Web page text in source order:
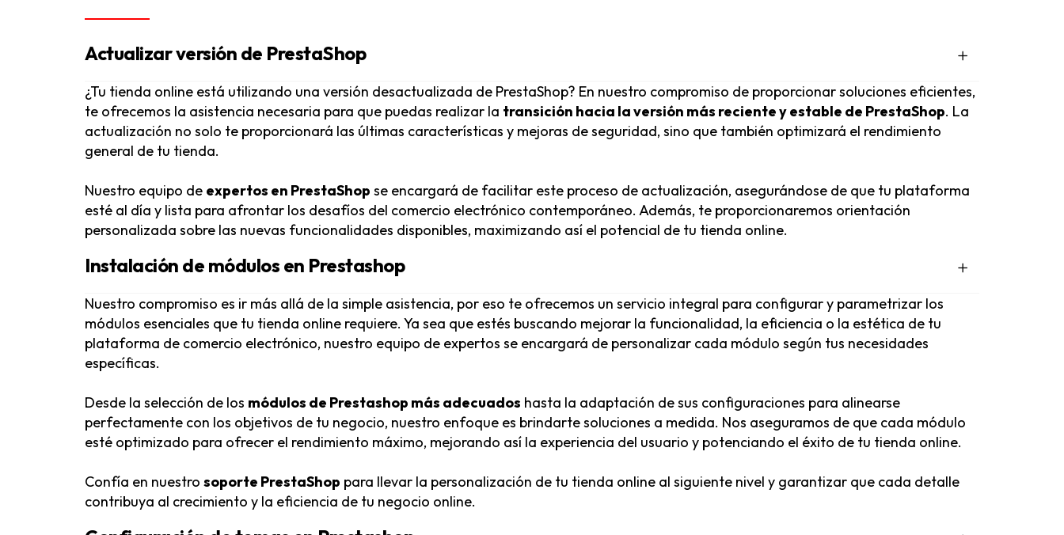
Actualizar versión de PrestaShop
¿Tu tienda online está utilizando una versión desactualizada de PrestaShop? En nuestro compromiso de proporcionar soluciones eficientes,
te ofrecemos la asistencia necesaria para que puedas realizar la transición hacia la versión más reciente y estable de PrestaShop. La
actualización no solo te proporcionará las últimas características y mejoras de seguridad, sino que también optimizará el rendimiento
general de tu tienda.
Nuestro equipo de expertos en PrestaShop se encargará de facilitar este proceso de actualización, asegurándose de que tu plataforma
esté al día y lista para afrontar los desafíos del comercio electrónico contemporáneo. Además, te proporcionaremos orientación
personalizada sobre las nuevas funcionalidades disponibles, maximizando así el potencial de tu tienda online.
Instalación de módulos en Prestashop
Nuestro compromiso es ir más allá de la simple asistencia, por eso te ofrecemos un servicio integral para configurar y parametrizar los
módulos esenciales que tu tienda online requiere. Ya sea que estés buscando mejorar la funcionalidad, la eficiencia o la estética de tu
plataforma de comercio electrónico, nuestro equipo de expertos se encargará de personalizar cada módulo según tus necesidades
específicas.
Desde la selección de los módulos de Prestashop más adecuados hasta la adaptación de sus configuraciones para alinearse
perfectamente con los objetivos de tu negocio, nuestro enfoque es brindarte soluciones a medida. Nos aseguramos de que cada módulo
esté optimizado para ofrecer el rendimiento máximo, mejorando así la experiencia del usuario y potenciando el éxito de tu tienda online.
Confía en nuestro soporte PrestaShop para llevar la personalización de tu tienda online al siguiente nivel y garantizar que cada detalle
contribuya al crecimiento y la eficiencia de tu negocio online.